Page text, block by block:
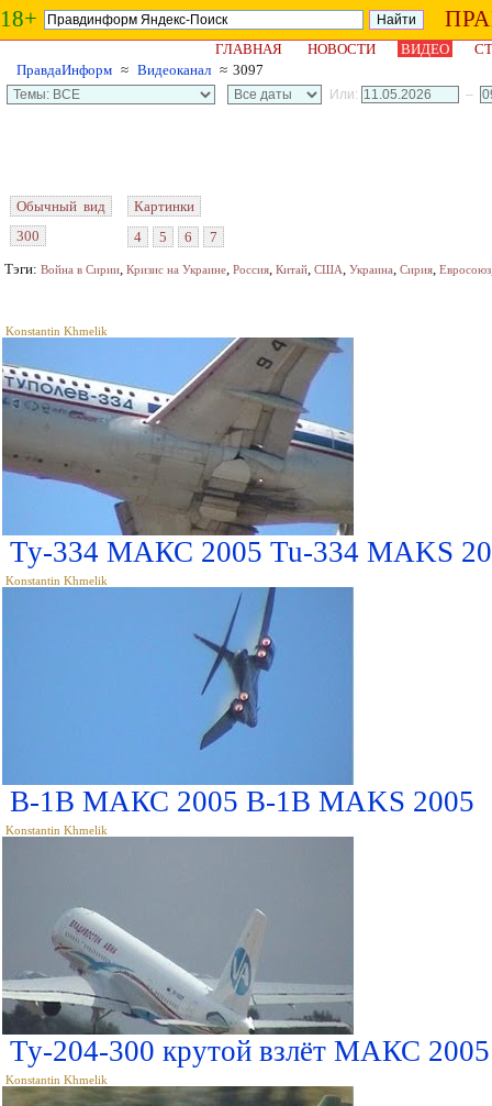
18+
ГЛАВНАЯ НОВОСТИ ВИДЕО
ПравдаИнформ ≈ Видеоканал ≈ 3097
Или: –
Обычный вид
300
Картинки
4
5 6
7
Тэги: Война в Сирии, Кризис на Украине, Россия, Китай, США, Украина, Сирия, Евросоюз
Konstantin Khmelik
Ту-334 МАКС 2005 Tu-334 MAKS
Konstantin Khmelik
В-1В МАКС 2005 B-1B MAKS 2005
Konstantin Khmelik
Ту-204-300 крутой взлёт МАКС
Konstantin Khmelik